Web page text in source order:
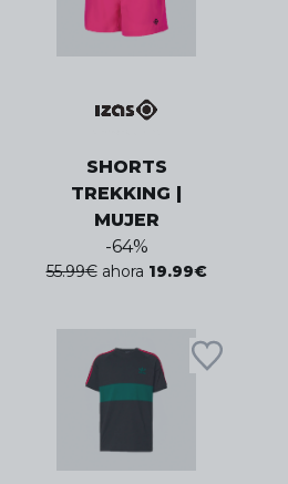
SHORTS
TREKKING |
MUJER
-64%
55.99€ ahora 19.99€